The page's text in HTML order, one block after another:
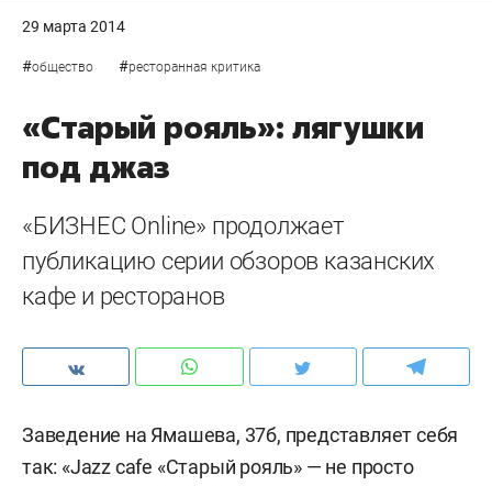
29 марта 2014
#общество #ресторанная критика
«Старый рояль»: лягушки
под джаз
«БИЗНЕC Online» продолжает
публикацию серии обзоров казанских
кафе и ресторанов
Заведение на Ямашева, 37б, представляет себя
так: «Jazz cafe «Старый рояль» — не просто